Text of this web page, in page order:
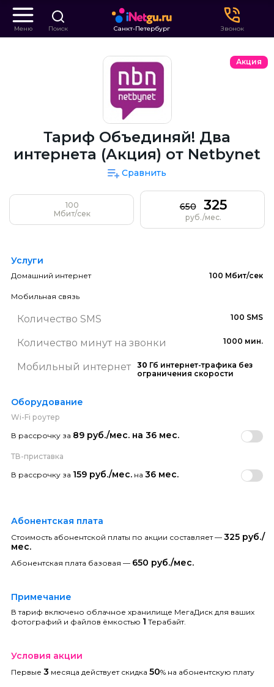
Меню Поиск Санкт-Петербург Звонок
Акция
Тариф Объединяй! Два
интернета (Акция) от Netbynet
Сравнить
100
Мбит/сек
650 325
руб./мес.
Услуги
Домашний интернет 100 Мбит/сек
Мобильная связь
Количество SMS 100 SMS
Количество минут на звонки 1000 мин.
Мобильный интернет 30 Гб интернет-трафика без
ограничения скорости
Оборудование
Wi-Fi роутер
В рассрочку за 89 руб./мес. на 36 мес.
ТВ-приставка
В рассрочку за 159 руб./мес. на 36 мес.
Абонентская плата
Стоимость абонентской платы по акции составляет — 325 руб./
мес.
Абонентская плата базовая — 650 руб./мес.
Примечание
В тариф включено облачное хранилище МегаДиск для ваших
фотографий и файлов ёмкостью 1 Терабайт.
Условия акции
Первые 3 месяца действует скидка 50% на абонентскую плату